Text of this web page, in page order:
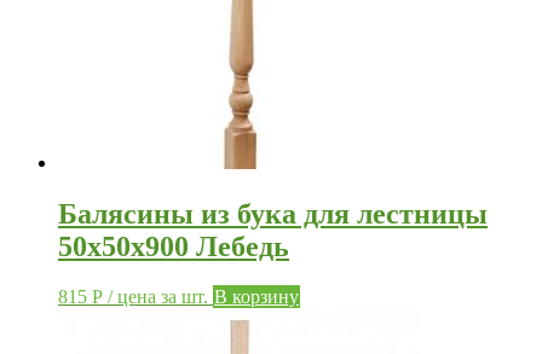
Балясины из бука для лестницы
50х50х900 Лебедь
815 Р / цена за шт. В корзину